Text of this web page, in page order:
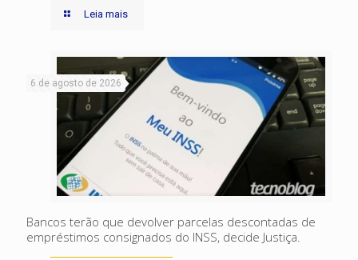
Leia mais
6 de agosto de 2026
Bancos terão que devolver parcelas descontadas de
empréstimos consignados do INSS, decide Justiça.